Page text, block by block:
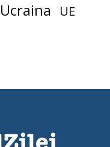
Ucraina UE